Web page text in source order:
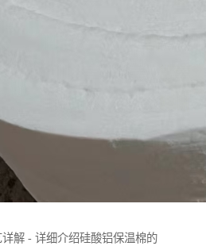
解 - 详细介绍硅酸铝保温棉的